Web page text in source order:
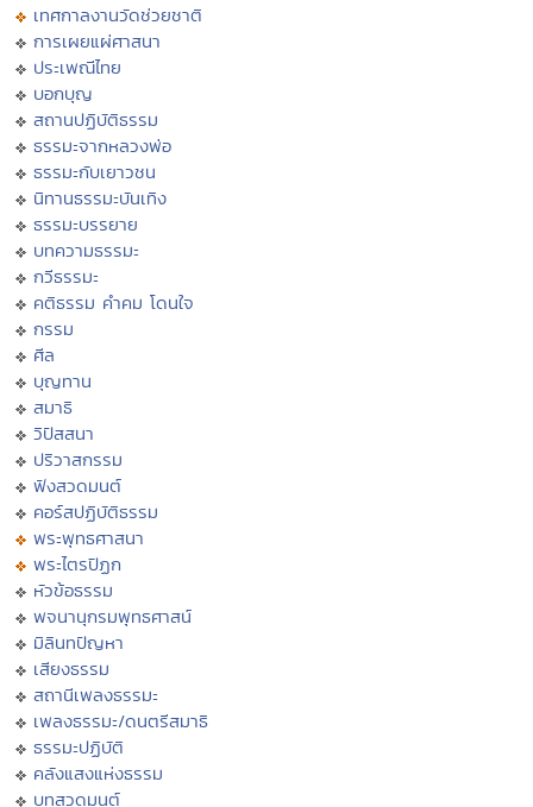
เทศกาลงานวัดช่วยชาติ
การเผยแผ่ศาสนา
ประเพณีไทย
บอกบุญ
สถานปฏิบัติธรรม
ธรรมะจากหลวงพ่อ
ธรรมะกับเยาวชน
นิทานธรรมะบันเทิง
ธรรมะบรรยาย
บทความธรรมะ
กวีธรรมะ
คติธรรม คำคม โดนใจ
กรรม
ศีล
บุญทาน
สมาธิ
วิปัสสนา
ปริวาสกรรม
ฟังสวดมนต์
คอร์สปฏิบัติธรรม
พระพุทธศาสนา
พระไตรปิฏก
หัวข้อธรรม
พจนานุกรมพุทธศาสน์
มิลินทปัญหา
เสียงธรรม
สถานีเพลงธรรมะ
เพลงธรรมะ/ดนตรีสมาธิ
ธรรมะปฏิบัติ
คลังแสงแห่งธรรม
บทสวดมนต์